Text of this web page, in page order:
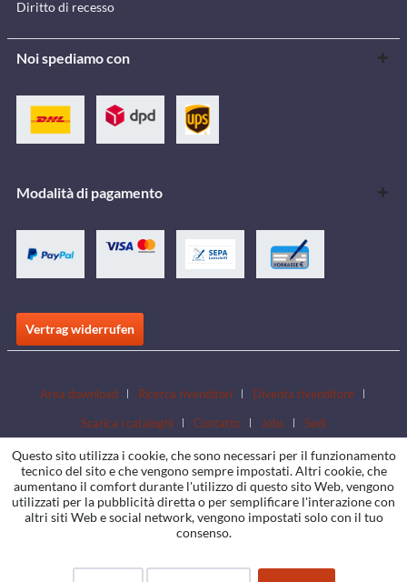
Diritto di recesso
Noi spediamo con
Modalità di pagamento
Vertrag widerrufen
Area download Ricerca rivenditori
Diventa rivenditore
Scarica i cataloghi
Contatto Jobs Sedi
Questo sito utilizza i cookie, che sono necessari per il funzionamento
tecnico del sito e che vengono sempre impostati. Altri cookie, che
aumentano il comfort durante l'utilizzo di questo sito Web, vengono
utilizzati per la pubblicità diretta o per semplificare l'interazione con
altri siti Web e social network, vengono impostati solo con il tuo
consenso.